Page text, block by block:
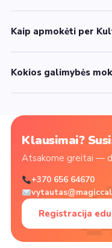
Kaip apmokėti per
Kokios galimybės
Klausimai?
Atsakome greitai —
+370 656 64670
Registracija